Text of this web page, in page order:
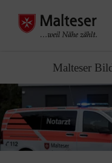
Malteser